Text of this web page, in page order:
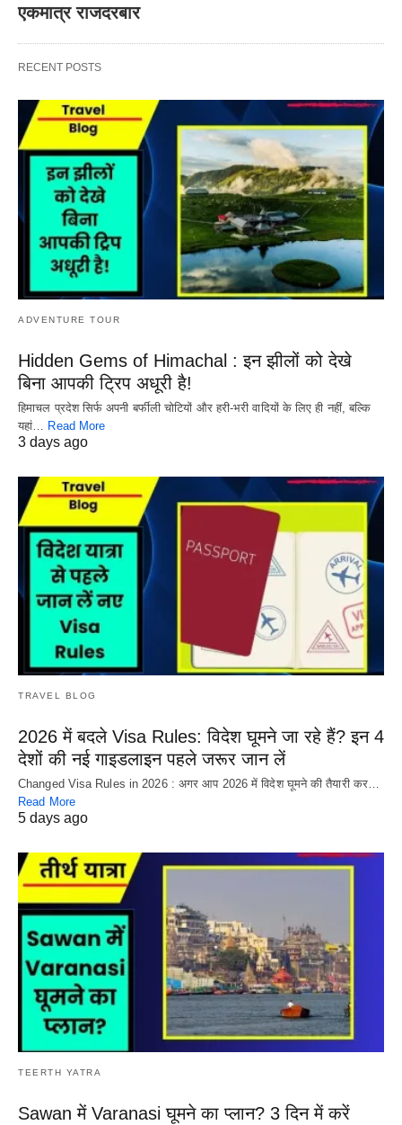
एकमात्र राजदरबार
RECENT POSTS
ADVENTURE TOUR
Hidden Gems of Himachal : इन झीलों को देखे
बिना आपकी ट्रिप अधूरी है!
हिमाचल प्रदेश सिर्फ अपनी बर्फीली चोटियों और हरी-भरी वादियों के लिए ही नहीं, बल्कि
यहां…
Read More
3 days ago
TRAVEL BLOG
2026 में बदले Visa Rules: विदेश घूमने जा रहे हैं? इन 4
देशों की नई गाइडलाइन पहले जरूर जान लें
Changed Visa Rules in 2026 : अगर आप 2026 में विदेश घूमने की तैयारी कर…
Read More
5 days ago
TEERTH YATRA
Sawan में Varanasi घूमने का प्लान? 3 दिन में करें